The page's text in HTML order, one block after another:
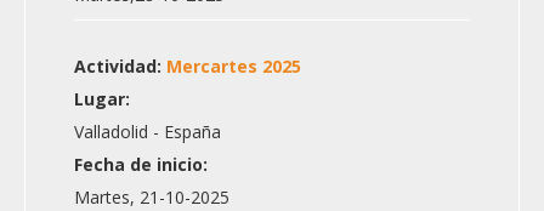
Actividad: Mercartes 2025
Lugar:
Valladolid - España
Fecha de inicio:
Martes, 21-10-2025